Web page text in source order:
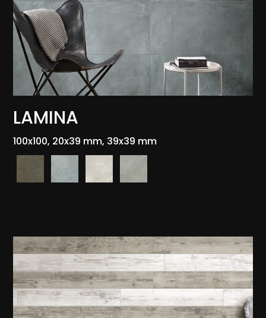
LAMINA
100x100, 20x39 mm, 39x39 mm